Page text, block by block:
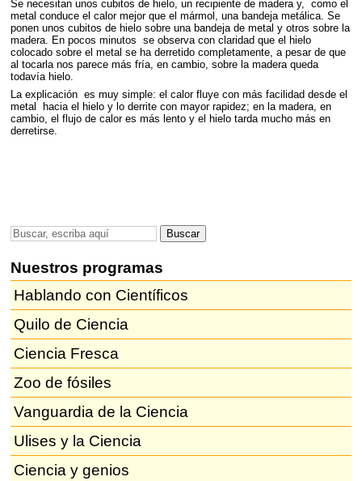
Se necesitan unos cubitos de hielo, un recipiente de madera y, como el
metal conduce el calor mejor que el mármol, una bandeja metálica. Se
ponen unos cubitos de hielo sobre una bandeja de metal y otros sobre la
madera. En pocos minutos se observa con claridad que el hielo
colocado sobre el metal se ha derretido completamente, a pesar de que
al tocarla nos parece más fría, en cambio, sobre la madera queda
todavía hielo.
La explicación es muy simple: el calor fluye con más facilidad desde el
metal hacia el hielo y lo derrite con mayor rapidez; en la madera, en
cambio, el flujo de calor es más lento y el hielo tarda mucho más en
derretirse.
Nuestros programas
Hablando con Científicos
Quilo de Ciencia
Ciencia Fresca
Zoo de fósiles
Vanguardia de la Ciencia
Ulises y la Ciencia
Ciencia y genios